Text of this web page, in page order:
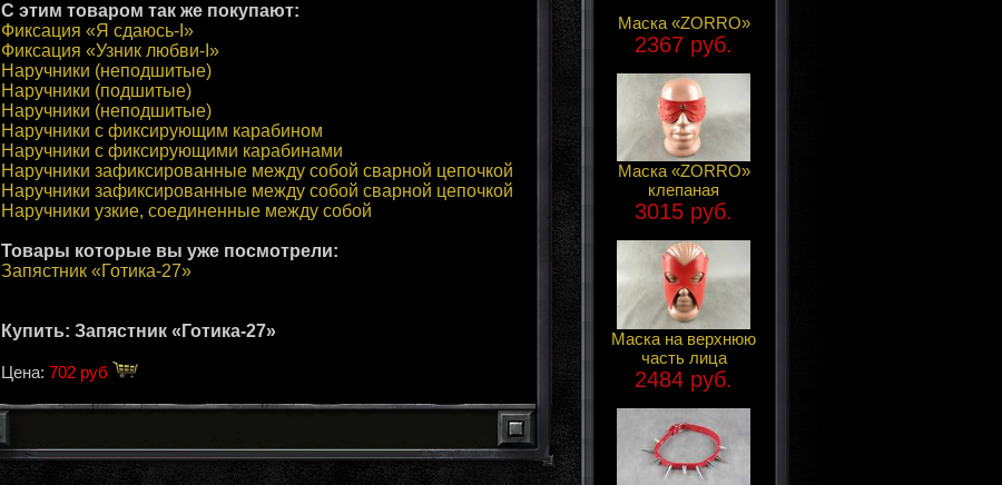
С этим товаром так же покупают:
Фиксация «Я сдаюсь-I»
Фиксация «Узник любви-I»
Наручники (неподшитые)
Наручники (подшитые)
Наручники (неподшитые)
Наручники с фиксирующим карабином
Наручники с фиксирующими карабинами
Наручники зафиксированные между собой сварной цепочкой
Наручники зафиксированные между собой сварной цепочкой
Наручники узкие, соединенные между собой
Товары которые вы уже посмотрели:
Запястник «Готика-27»
Купить: Запястник «Готика-27»
Цена: 702 руб
Маска «ZORRO»
2367 руб.
Маска «ZORRO»
клепаная
3015 руб.
Маска на верхнюю
часть лица
2484 руб.